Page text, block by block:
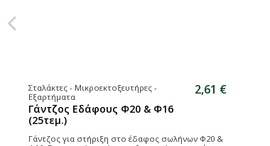
Σταλάκτες - Μικροεκτοξευτήρες -
Εξαρτήματα
Γάντζος Εδάφους Φ20 & Φ16
(25τεμ.)
2,61 €
Γάντζος για στήριξη στο έδαφος σωλήνων Φ20 &